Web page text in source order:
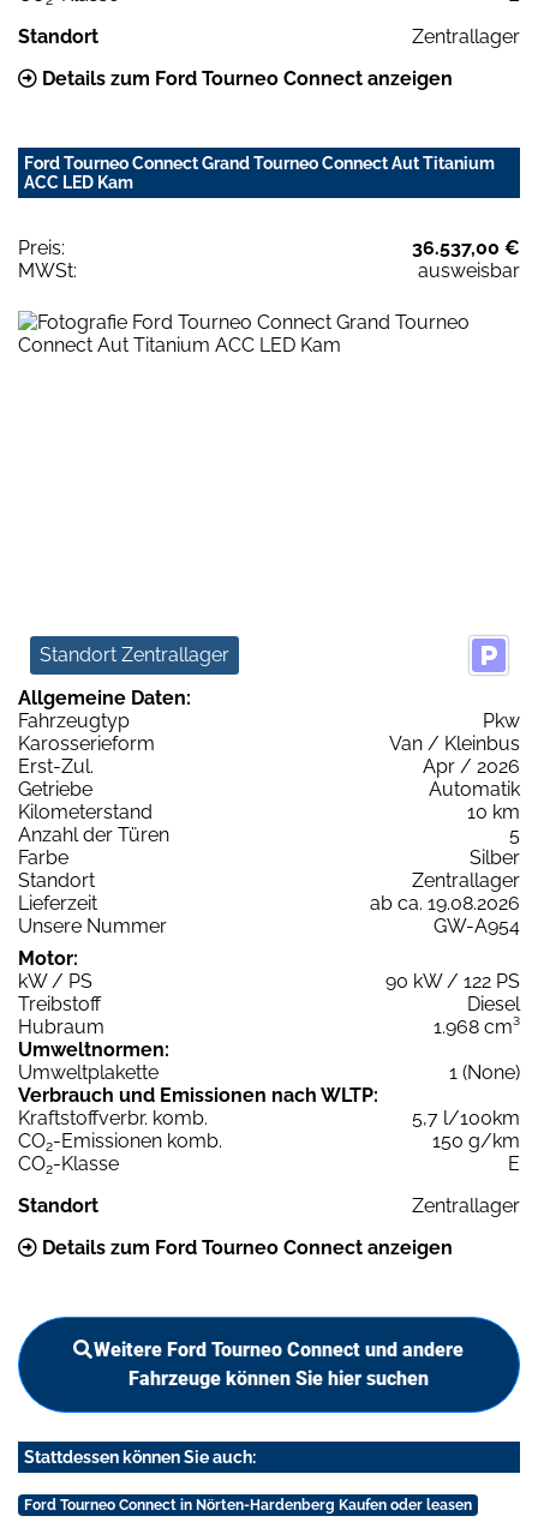
Standort
Zentrallager
Details zum Ford Tourneo Connect anzeigen
Ford Tourneo Connect Grand Tourneo Connect Aut Titanium
ACC LED Kam
Preis:
36.537,00 €
MWSt:
ausweisbar
Standort Zentrallager
Allgemeine Daten:
Fahrzeugtyp
Pkw
Karosserieform
Van / Kleinbus
Erst-Zul.
Apr / 2026
Getriebe
Automatik
Kilometerstand
10 km
Anzahl der Türen
5
Farbe
Silber
Standort
Zentrallager
Lieferzeit
ab ca. 19.08.2026
Unsere Nummer
GW-A954
Motor:
kW / PS
90 kW / 122 PS
Treibstoff
Diesel
Hubraum
1.968 cm³
Umweltnormen:
Umweltplakette
1 (None)
Verbrauch und Emissionen nach WLTP:
Kraftstoffverbr. komb.
5,7 l/100km
CO2-Emissionen komb.
150 g/km
CO2-Klasse
E
Standort
Zentrallager
Details zum Ford Tourneo Connect anzeigen
Weitere Ford Tourneo Connect und andere
Fahrzeuge können Sie hier suchen
Stattdessen können Sie auch:
Ford Tourneo Connect in Nörten-Hardenberg Kaufen oder leasen